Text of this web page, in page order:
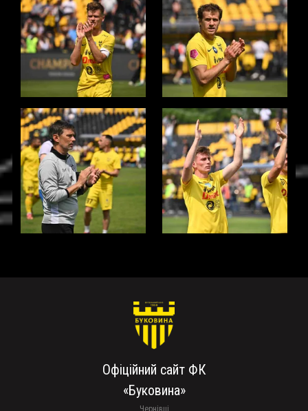
Офіційний сайт ФК
«Буковина»
Чернівці